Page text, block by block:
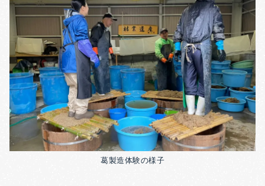
葛製造体験の様子